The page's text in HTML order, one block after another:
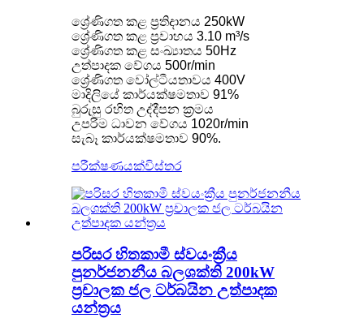
ශ්‍රේණිගත කළ ප්‍රතිදානය 250kW
ශ්‍රේණිගත කළ ප්‍රවාහය 3.10 m³/s
ශ්‍රේණිගත කළ සංඛ්‍යාතය 50Hz
උත්පාදක වේගය 500r/min
ශ්‍රේණිගත වෝල්ටීයතාවය 400V
මාදිලියේ කාර්යක්ෂමතාව 91%
බුරුසු රහිත උද්දීපන ක්‍රමය
උපරිම ධාවන වේගය 1020r/min
සැබෑ කාර්යක්ෂමතාව 90%.
පරීක්ෂණයක්විස්තර
පරිසර හිතකාමී ස්වයංක්‍රීය
පුනර්ජනනීය බලශක්ති 200kW
ප්‍රචාලක ජල ටර්බයින උත්පාදක
යන්ත්‍රය